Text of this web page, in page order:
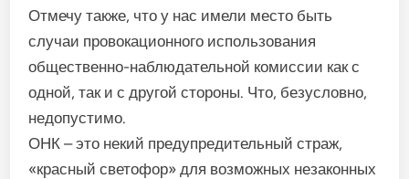
Отмечу также, что у нас имели место быть
случаи провокационного использования
общественно-наблюдательной комиссии как с
одной, так и с другой стороны. Что, безусловно,
недопустимо.
ОНК – это некий предупредительный страж,
«красный светофор» для возможных незаконных